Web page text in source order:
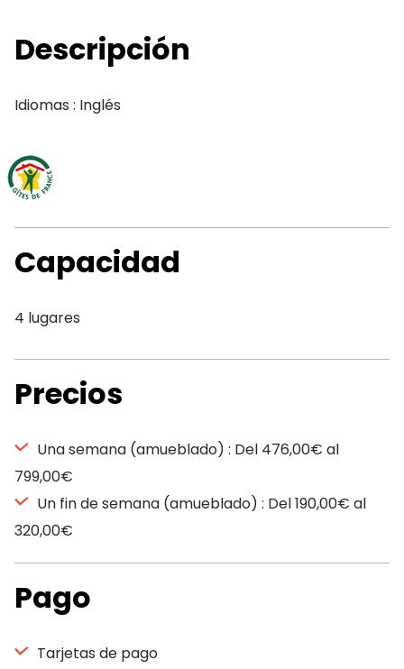
Descripción
Idiomas : Inglés
Capacidad
4 lugares
Precios
Una semana (amueblado) : Del 476,00€ al
799,00€
Un fin de semana (amueblado) : Del 190,00€ al
320,00€
Pago
Tarjetas de pago